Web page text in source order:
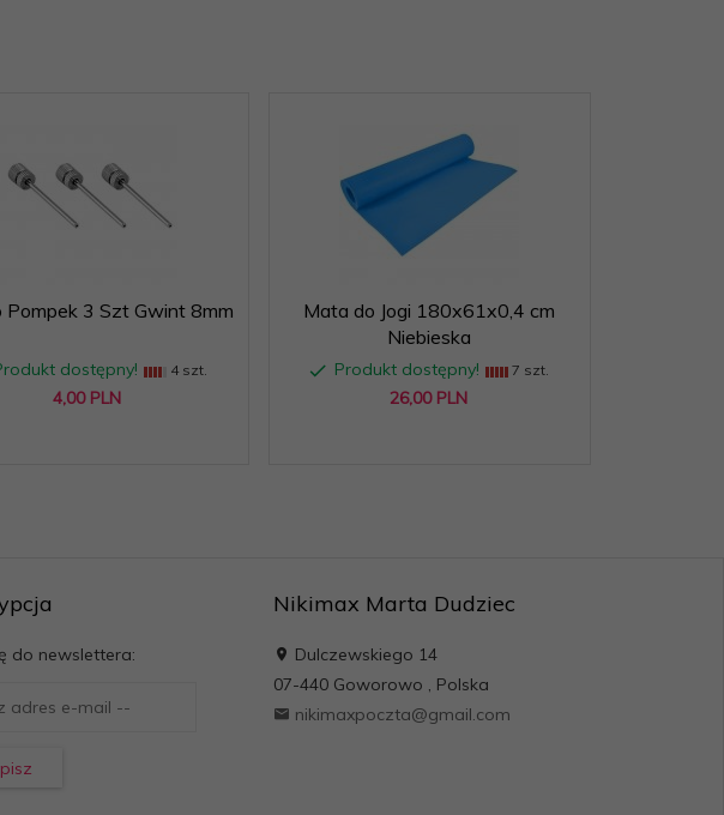
Pompek 3 Szt Gwint 8mm
dostępny! 4 szt.
4,00 PLN
Mata do Jogi 180x61x0,4 cm
Niebieska
Produkt dostępny! 7 szt.
26,00 PLN
do newslettera:
Nikimax Marta Dudziec
Dulczewskiego 14
07-440 Goworowo , Polska
nikimaxpoczta@gmail.com